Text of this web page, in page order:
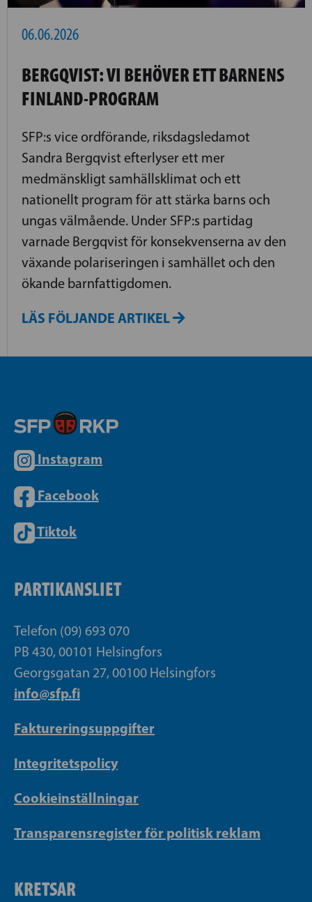
06.06.2026
BERGQVIST: VI BEHÖVER ETT BARNENS
FINLAND-PROGRAM
SFP:s vice ordförande, riksdagsledamot
Sandra Bergqvist efterlyser ett mer
medmänskligt samhällsklimat och ett
nationellt program för att stärka barns och
ungas välmående. Under SFP:s partidag
varnade Bergqvist för konsekvenserna av den
växande polariseringen i samhället och den
ökande barnfattigdomen.
LÄS FÖLJANDE ARTIKEL
Instagram
Facebook
Tiktok
PARTIKANSLIET
Telefon (09) 693 070
PB 430, 00101 Helsingfors
Georgsgatan 27, 00100 Helsingfors
info@sfp.fi
Faktureringsuppgifter
Integritetspolicy
Cookieinställningar
Transparensregister för politisk reklam
KRETSAR